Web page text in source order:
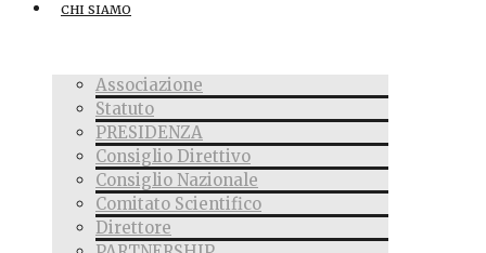
CHI SIAMO
Associazione
Statuto
PRESIDENZA
Consiglio Direttivo
Consiglio Nazionale
Comitato Scientifico
Direttore